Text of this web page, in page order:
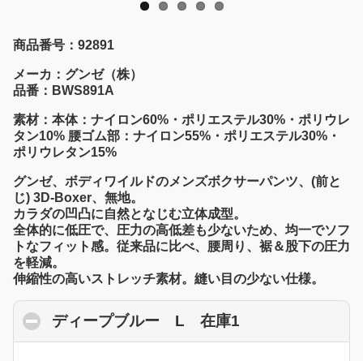
商品番号：92891
メーカ：グンゼ（株）
品番：BWS891A
素材：本体：ナイロン60%・ポリエステル30%・ポリウレ
タン10% 腰ゴム部：ナイロン55%・ポリエステル30%・
ポリウレタン15%
グンゼ、ボディワイルドのメンズボクサーパンツ、(前と
じ) 3D-Boxer、無地。
カラダの凹凸に自然となじむ立体成型。
全体的に低圧で、圧力の高低差も少ないため、均一でソフ
トなフィット感。従来品に比べ、腰周り、裾＆股下の圧力
を軽減。
伸縮性の高いストレッチ素材。縫い目の少ない仕様。
ディープブルー L 在庫1